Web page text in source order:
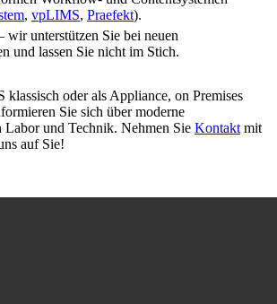
, vpLIMS, Praefekt).
wir unterstützen Sie bei neuen
und lassen Sie nicht im Stich.
oder als Appliance, on Premises
Sie sich über moderne
Labor und Technik. Nehmen Sie Kontakt mit
auf Sie!